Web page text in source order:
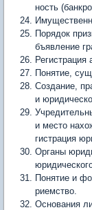
ность
Порядок
бъявление
Регистрация
Понятие,
Создание,
и
и место
гистрация
Органы
Понятие и
риемство.
Основания